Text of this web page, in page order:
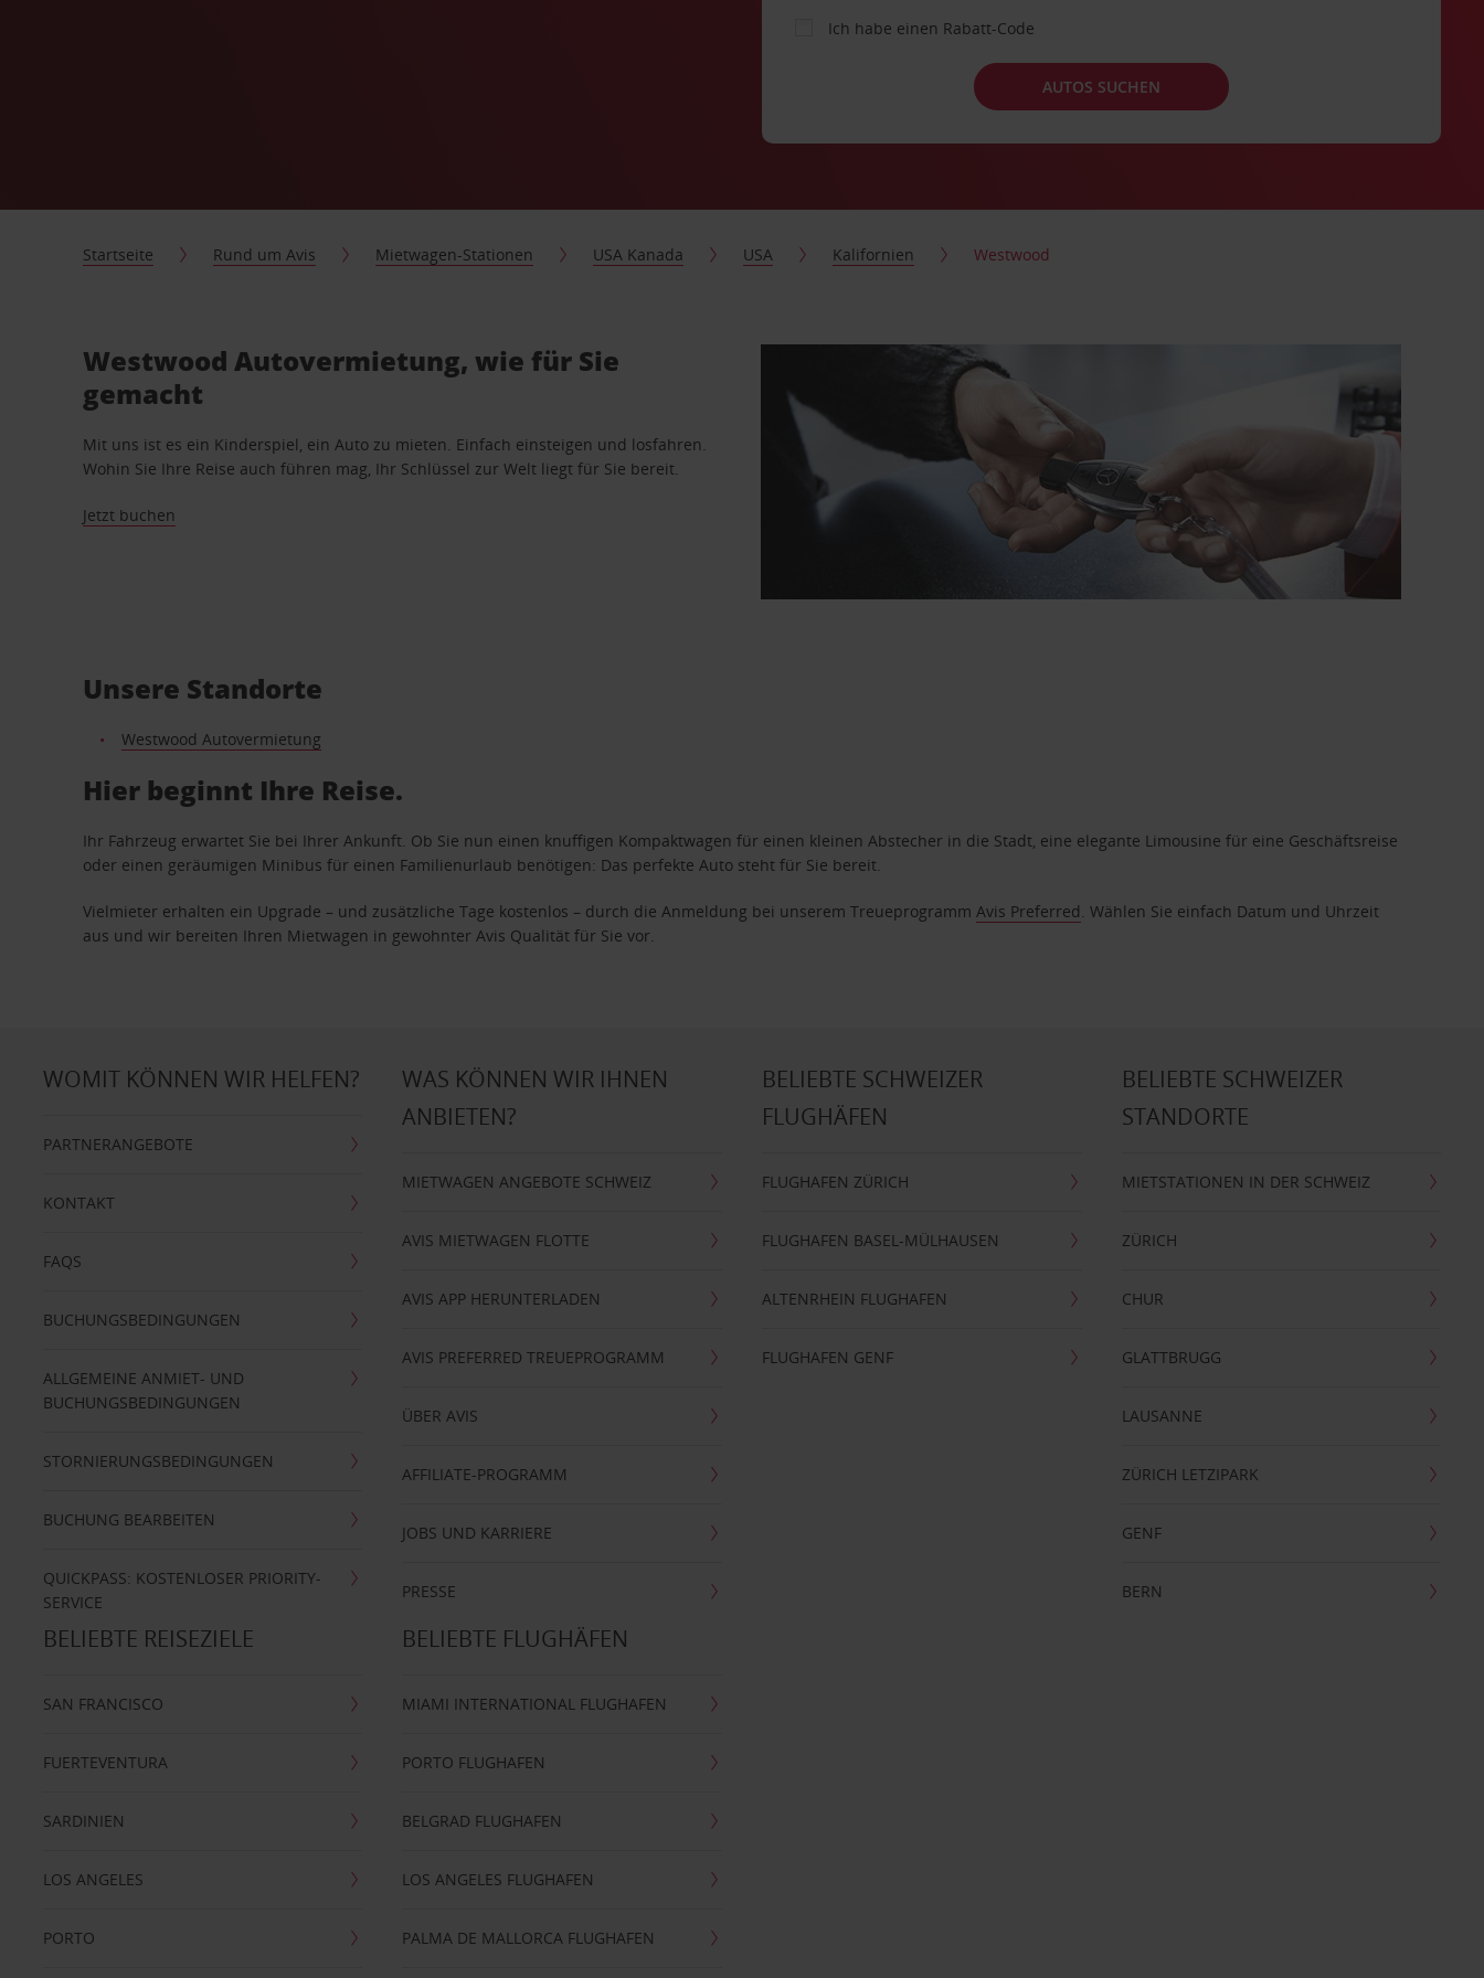
Ich habe einen Rabatt-Code
AUTOS SUCHEN
Startseite Rund um Avis Mietwagen-Stationen USA Kanada USA Kalifornien Westwood
Westwood Autovermietung, wie für Sie
gemacht
Mit uns ist es ein Kinderspiel, ein Auto zu mieten. Einfach einsteigen und losfahren.
Wohin Sie Ihre Reise auch führen mag, Ihr Schlüssel zur Welt liegt für Sie bereit.
Jetzt buchen
Unsere Standorte
Westwood Autovermietung
Hier beginnt Ihre Reise.
Ihr Fahrzeug erwartet Sie bei Ihrer Ankunft. Ob Sie nun einen knuffigen Kompaktwagen für einen kleinen Abstecher in die Stadt, eine elegante Limousine für eine Geschäftsreise
oder einen geräumigen Minibus für einen Familienurlaub benötigen: Das perfekte Auto steht für Sie bereit.
Vielmieter erhalten ein Upgrade – und zusätzliche Tage kostenlos – durch die Anmeldung bei unserem TreueprogrammAvis Preferred. Wählen Sie einfach Datum und Uhrzeit
aus und wir bereiten Ihren Mietwagen in gewohnter Avis Qualität für Sie vor.
WOMIT KÖNNEN WIR HELFEN?
PARTNERANGEBOTE
KONTAKT
FAQS
BUCHUNGSBEDINGUNGEN
ALLGEMEINE ANMIET- UND
BUCHUNGSBEDINGUNGEN
STORNIERUNGSBEDINGUNGEN
BUCHUNG BEARBEITEN
QUICKPASS: KOSTENLOSER PRIORITY-
SERVICE
WAS KÖNNEN WIR IHNEN
ANBIETEN?
MIETWAGEN ANGEBOTE SCHWEIZ
AVIS MIETWAGEN FLOTTE
AVIS APP HERUNTERLADEN
AVIS PREFERRED TREUEPROGRAMM
ÜBER AVIS
AFFILIATE-PROGRAMM
JOBS UND KARRIERE
PRESSE
BELIEBTE SCHWEIZER
FLUGHÄFEN
FLUGHAFEN ZÜRICH
FLUGHAFEN BASEL-MÜLHAUSEN
ALTENRHEIN FLUGHAFEN
FLUGHAFEN GENF
BELIEBTE SCHWEIZER
STANDORTE
MIETSTATIONEN IN DER SCHWEIZ
ZÜRICH
CHUR
GLATTBRUGG
LAUSANNE
ZÜRICH LETZIPARK
GENF
BERN
BELIEBTE REISEZIELE
SAN FRANCISCO
FUERTEVENTURA
SARDINIEN
LOS ANGELES
PORTO
BELIEBTE FLUGHÄFEN
MIAMI INTERNATIONAL FLUGHAFEN
PORTO FLUGHAFEN
BELGRAD FLUGHAFEN
LOS ANGELES FLUGHAFEN
PALMA DE MALLORCA FLUGHAFEN